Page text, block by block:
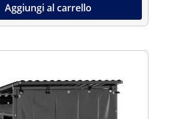
Aggiungi al carrello